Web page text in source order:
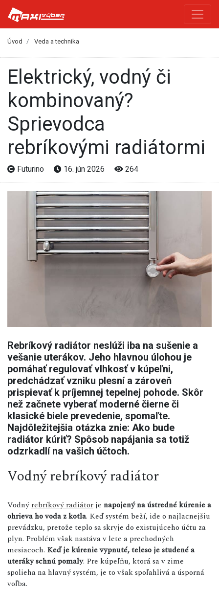
Úvod Veda a technika
Elektrický, vodný či
kombinovaný?
Sprievodca
rebríkovými radiátormi
Futurino 16. jún 2026 264
Rebríkový radiátor neslúži iba na sušenie a
vešanie uterákov. Jeho hlavnou úlohou je
pomáhať regulovať vlhkosť v kúpeľni,
predchádzať vzniku plesní a zároveň
prispievať k príjemnej tepelnej pohode. Skôr
než začnete vyberať moderné čierne či
klasické biele prevedenie, spomaľte.
Najdôležitejšia otázka znie: Ako bude
radiátor kúriť? Spôsob napájania sa totiž
odzrkadlí na vašich účtoch.
Vodný rebríkový radiátor
Vodnýrebríkový radiátor je napojený na ústredné kúrenie a
ohrieva ho voda z kotla. Keď systém beží, ide o najlacnejšiu
prevádzku, pretože teplo sa skryje do existujúceho účtu za
plyn. Problém však nastáva v lete a prechodných
mesiacoch. Keď je kúrenie vypnuté, teleso je studené a
uteráky schnú pomaly. Pre kúpeľňu, ktorá sa v zime
spolieha na hlavný systém, je to však spoľahlivá a úsporná
voľba.